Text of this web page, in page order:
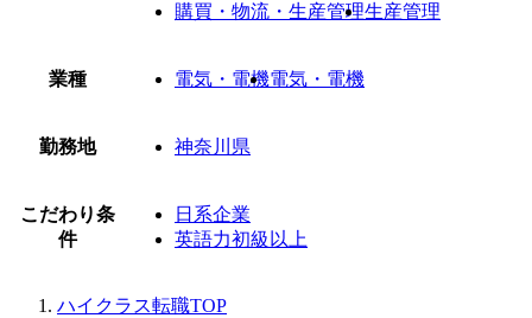
購買・物流・生産管理生産管理
業種 電気・電機電気・電機
勤務地 神奈川県
こだわり条
件
日系企業
英語力初級以上
ハイクラス転職TOP